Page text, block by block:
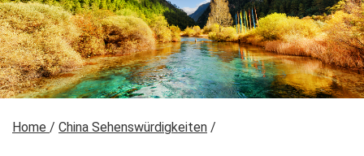
Home / China Sehenswürdigkeiten /